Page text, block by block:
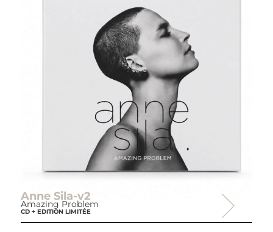
Anne Sila-v2
Amazing Problem
CD + EDITION LIMITÉE